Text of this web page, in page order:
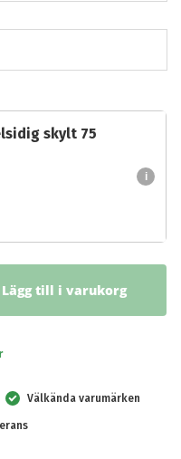
skylt 75
Lägg till i varukorg
Välkända varumärken